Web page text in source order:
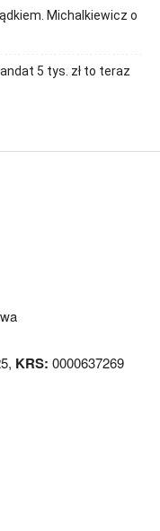
Michalkiewicz o
5 tys. zł to teraz
KRS: 0000637269